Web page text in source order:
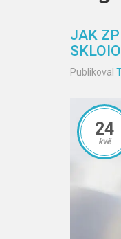
JAK
Publikoval
24
kvě